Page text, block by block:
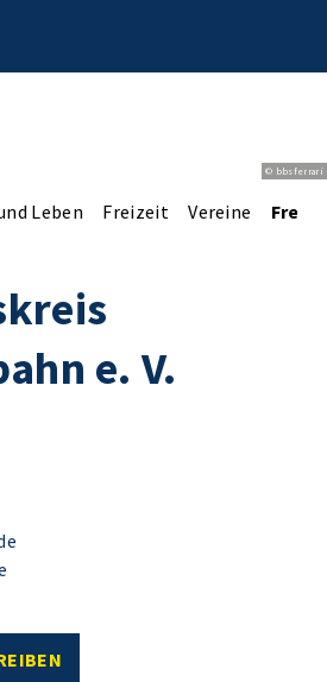
© bbsferrari
Leben Freizeit Vereine
e. V.